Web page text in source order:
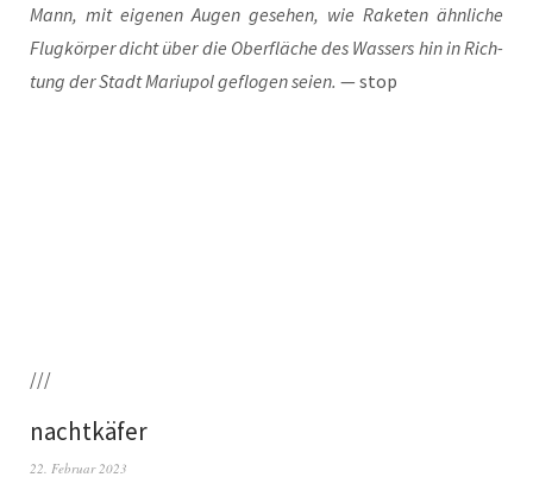
Mann, mit eige­nen Augen gese­hen, wie Rake­ten ähn­li­che
Flug­kör­per dicht über die Ober­flä­che des Was­sers hin in Rich­
tung der Stadt Mariu­pol geflo­gen sei­en. — stop
///
nachtkäfer
22. Februar 2023